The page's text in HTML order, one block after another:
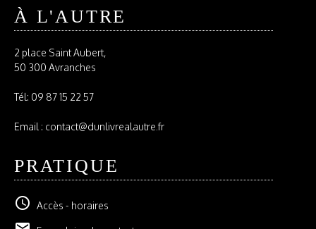
À L'AUTRE
2 place Saint Aubert,
50 300 Avranches
Tél: 09 87 15 22 57
Email : contact@dunlivrealautre.fr
PRATIQUE
schedule Accès - horaires